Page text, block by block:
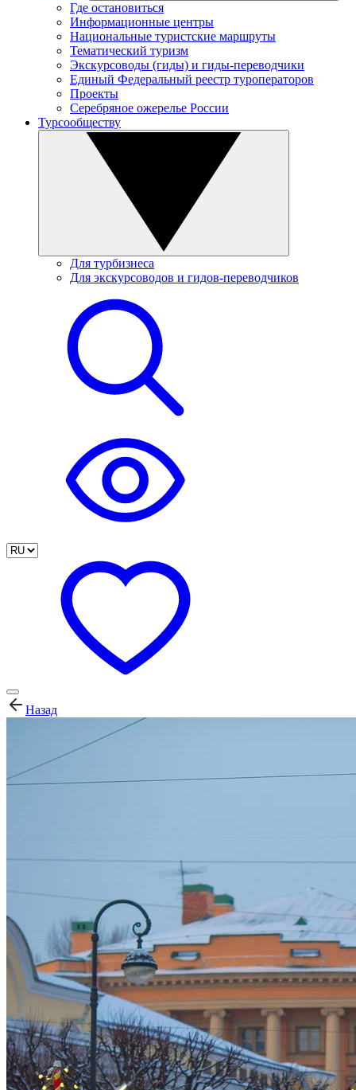
Где остановиться
Информационные центры
Национальные туристские маршруты
Тематический туризм
Экскурсоводы (гиды) и гиды-переводчики
Единый Федеральный реестр туроператоров
Проекты
Серебряное ожерелье России
Турсообществу
Для турбизнеса
Для экскурсоводов и гидов-переводчиков
Назад